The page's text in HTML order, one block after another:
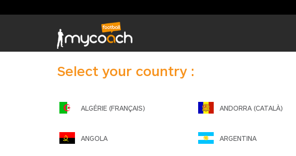
Select your country :
ALGÉRIE (FRANÇAIS) ANDORRA (CATALÀ)
ANGOLA ARGENTINA